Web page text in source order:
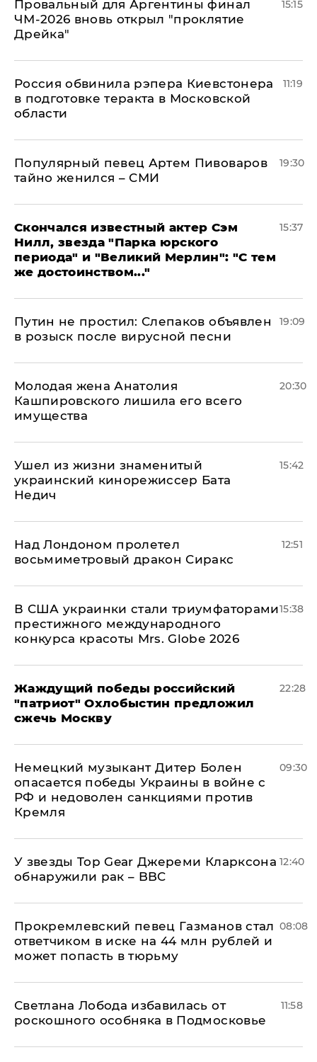
Провальный для Аргентины финал
ЧМ-2026 вновь открыл "проклятие
Дрейка"
15:15
Россия обвинила рэпера Киевстонера
в подготовке теракта в Московской
области
11:19
Популярный певец Артем Пивоваров
тайно женился – СМИ
19:30
Скончался известный актер Сэм
Нилл, звезда "Парка юрского
периода" и "Великий Мерлин": "С тем
же достоинством..."
15:37
Путин не простил: Слепаков объявлен
в розыск после вирусной песни
19:09
Молодая жена Анатолия
Кашпировского лишила его всего
имущества
20:30
Ушел из жизни знаменитый
украинский кинорежиссер Бата
Недич
15:42
Над Лондоном пролетел
восьмиметровый дракон Сиракс
12:51
В США украинки стали триумфаторами
престижного международного
конкурса красоты Mrs. Globe 2026
15:38
Жаждущий победы российский
"патриот" Охлобыстин предложил
сжечь Москву
22:28
Немецкий музыкант Дитер Болен
опасается победы Украины в войне с
РФ и недоволен санкциями против
Кремля
09:30
У звезды Top Gear Джереми Кларксона
обнаружили рак – BBC
12:40
Прокремлевский певец Газманов стал
ответчиком в иске на 44 млн рублей и
может попасть в тюрьму
08:08
Светлана Лобода избавилась от
роскошного особняка в Подмосковье
11:58